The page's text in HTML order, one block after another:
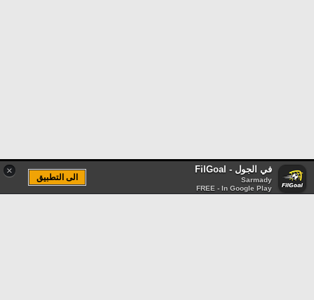
× في الجول - FilGoal
Sarmady
FREE - In Google Play
الى التطبيق